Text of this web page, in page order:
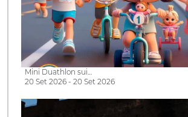
Mini Duathlon sui…
20 Set 2026 - 20 Set 2026